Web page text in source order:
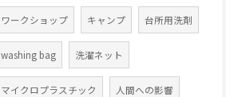
ワークショップ キャンプ 台所用洗剤
washing bag 洗濯ネット
マイクロプラスチック 人間への影響